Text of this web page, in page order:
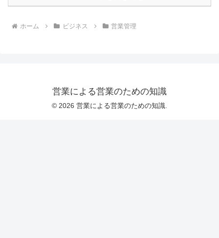
ホーム ビジネス 営業管理
営業による営業のための知識
© 2026 営業による営業のための知識.